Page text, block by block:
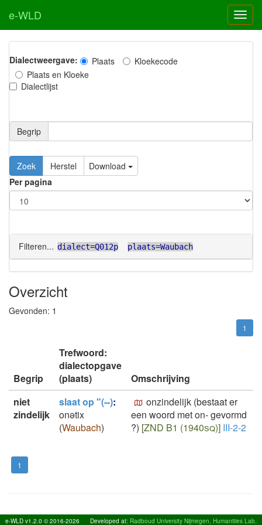
e-WLD
Dialectweergave: Plaats
Kloekecode
Plaats en Kloeke
Dialectlijst
Begrip
Zoek Herstel
Download
Per pagina
Filteren... dialect=Q012p plaats=Waubach
Overzicht
Gevonden: 1
1
Begrip
Trefwoord:
dialectopgave
(plaats)
Omschrijving
niet
zindelijk
slaat op "(--):
onətix
(Waubach)
onzindelijk (bestaat er
een woord met on- gevormd
?) [ZND B1 (1940sq)] III-2-2
1
e-WLD v1.2.0 © 2016-2026 Developed at: Radboud University Nijmegen, Humanities Lab,